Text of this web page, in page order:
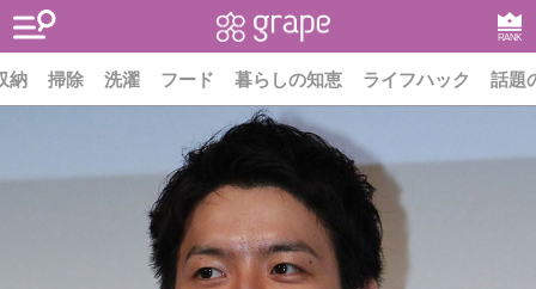
RANK
納 掃除 洗濯 フード 暮らしの知恵 ライフハック 話題